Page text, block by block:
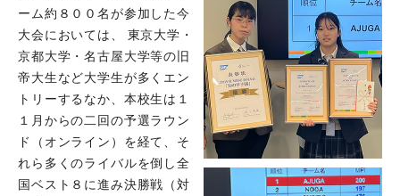
ーム約８００名が参加した今
大会においては、 東京大学・
京都大学・名古屋大学等の旧
帝大生など大学生が多くエン
トリーするなか、本校生は１
１月からの二回の予選ラウン
ド（オンライン）を経て、そ
れら多くのライバルを倒し全
国ベスト８に進み決勝戦（対